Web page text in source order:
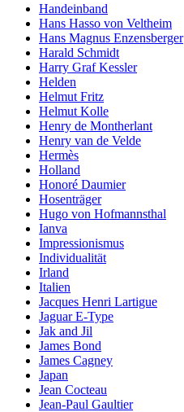
Handeinband
Hans Hasso von Veltheim
Hans Magnus Enzensberger
Harald Schmidt
Harry Graf Kessler
Helden
Helmut Fritz
Helmut Kolle
Henry de Montherlant
Henry van de Velde
Hermès
Holland
Honoré Daumier
Hosenträger
Hugo von Hofmannsthal
Ianva
Impressionismus
Individualität
Irland
Italien
Jacques Henri Lartigue
Jaguar E-Type
Jak and Jil
James Bond
James Cagney
Japan
Jean Cocteau
Jean-Paul Gaultier